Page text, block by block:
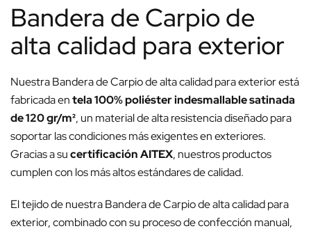
Bandera de Carpio de
alta calidad para exterior
Nuestra Bandera de Carpio de alta calidad para exterior está
fabricada entela 100% poliéster indesmallable satinada
de 120 gr/m², un material de alta resistencia diseñado para
soportar las condiciones más exigentes en exteriores.
Gracias a sucertificación AITEX, nuestros productos
cumplen con los más altos estándares de calidad.
El tejido de nuestra Bandera de Carpio de alta calidad para
exterior, combinado con su proceso de confección manual,